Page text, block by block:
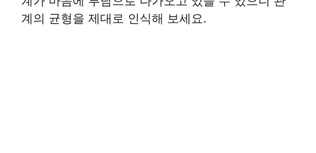
계의 균형을 제대로 인식해 보세요.